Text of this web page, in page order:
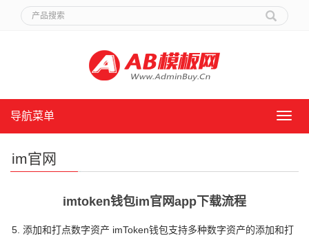
导
导航菜单
im官网
imtoken钱包im官网app下载流程
5. 添加和打点数字资产 imToken钱包支持多种数字资产的添加和打